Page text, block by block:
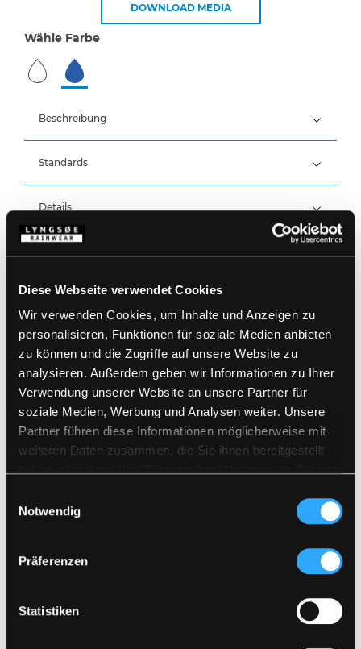
Diese Webseite verwendet Cookies
Wir verwenden Cookies, um Inhalte und Anzeigen zu
personalisieren, Funktionen für soziale Medien anbieten
zu können und die Zugriffe auf unsere Website zu
analysieren. Außerdem geben wir Informationen zu Ihrer
Verwendung unserer Website an unsere Partner für
soziale Medien, Werbung und Analysen weiter. Unsere
Partner führen diese Informationen möglicherweise mit
weiteren Daten zusammen, die Sie ihnen bereitgestellt
Notwendig
Präferenzen
Statistiken
DOWNLOAD MEDIA
Wähle Farbe
Beschreibung
100% Polyamid, PU-Beschichtung, 240 g/m²
Wind- und wasserdicht
Öl- und kältebeständig
Wasserdicht: >20.000 MM
Standards
Details
Feste Kapuze mit Kordelzug, versteckt im Kragen
Druckknopfverschluss
Elastischer Rücken
Zwei aufgesetzte Taschen
Bei 95 Grad waschbar
EAN: 5708217036533
Größentabelle
Waschanleitung
Pflegehinweise
Verwenden Sie keine Weichspüler
Zusammen mit ähnlichen Farben waschen
PRODUKTBLATT HERUNTERLADEN
FÜR ANDERE SPRACHEN HERUNTERLADEN